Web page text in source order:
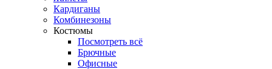
Кардиганы
Комбинезоны
Костюмы
Посмотреть всё
Брючные
Офисные